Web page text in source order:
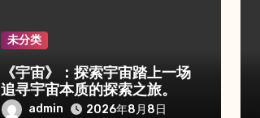
未分类
《宇宙》：探索宇宙踏上一场
追寻宇宙本质的探索之旅。
admin 2026年8月8日